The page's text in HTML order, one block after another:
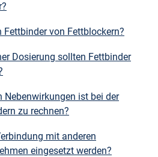
Fettbinder von Fettblockern?
Dosierung sollten Fettbinder
ist bei der
zu rechnen?
mit anderen
eingesetzt werden?